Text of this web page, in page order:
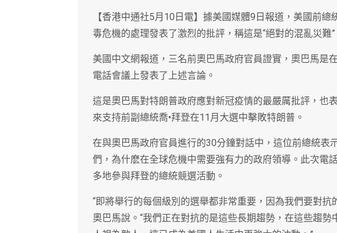
【香港中通社5月10日電】據美國媒體9日報道，美國前
毒危機的處理發表了激烈的批評，稱這是“絕對的混亂災難”
美國中文網報道，三名前奧巴馬政府官員證實，奧巴馬是
電話會議上發表了上述言論。
這是奧巴馬對特朗普政府應對新冠疫情的最嚴厲批評，也
來支持前副總統喬•拜登在11月大選中擊敗特朗普。
在與奧巴馬政府官員進行的30分鐘對話中，這位前總統表
們，為什麽在全球危機中需要強有力的政府領導。此次電
多地參與拜登的總統競選活動。
“即將舉行的每個級別的選舉都非常重要，因為我們要對抗
奧巴馬說。“我們正在對抗的是這些長期趨勢，在這些趨